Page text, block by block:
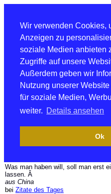
Wir verwenden Cookies,
Anzeigen zu
soziale Medien anbieten
Zugriffe auf unsere
Außerdem geben wir
Nutzung unserer
für soziale Medien,
weiter. Details ansehen
Ok
Was man haben will, soll man erst
lassen. Â
aus China
bei Zitate des Tages